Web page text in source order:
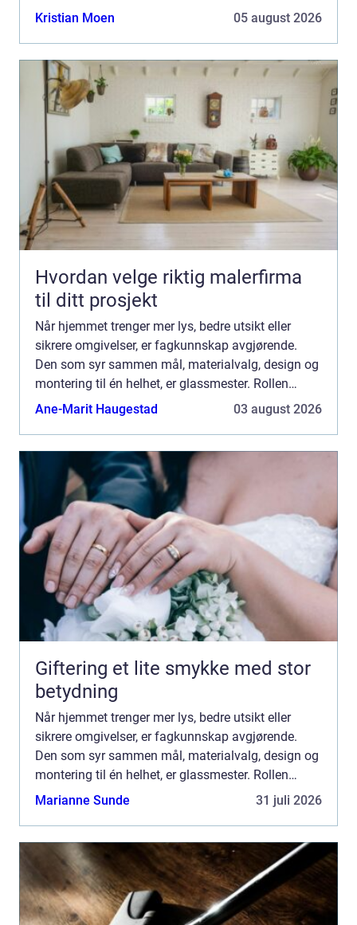
spenner fra skreddersøm av...
Kristian Moen 05 august 2026
Hvordan velge riktig malerfirma
til ditt prosjekt
Når hjemmet trenger mer lys, bedre utsikt eller
sikrere omgivelser, er fagkunnskap avgjørende.
Den som syr sammen mål, materialvalg, design og
montering til én helhet, er glassmester. Rollen
spenner fra skreddersøm av...
Ane-Marit Haugestad 03 august 2026
Giftering et lite smykke med stor
betydning
Når hjemmet trenger mer lys, bedre utsikt eller
sikrere omgivelser, er fagkunnskap avgjørende.
Den som syr sammen mål, materialvalg, design og
montering til én helhet, er glassmester. Rollen
spenner fra skreddersøm av...
Marianne Sunde 31 juli 2026